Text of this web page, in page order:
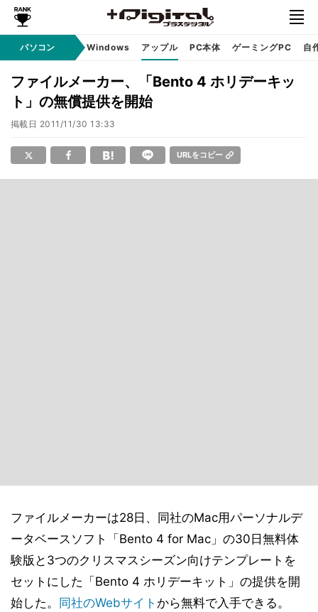
パソコン Windows アップル PC本体 ゲーミングPC 自
ファイルメーカー、「Bento 4 ホリデーキッ
ト」の無償提供を開始
掲載日 2011/11/30 13:33
URLをコピー
ファイルメーカーは28日、同社のMac用パーソナルデ
ータベースソフト「Bento 4 for Mac」の30日無料体
験版と3つのクリスマスシーズン向けテンプレートを
セットにした「Bento 4 ホリデーキット」の提供を開
始した。 同社のWebサイト から無料で入手できる。